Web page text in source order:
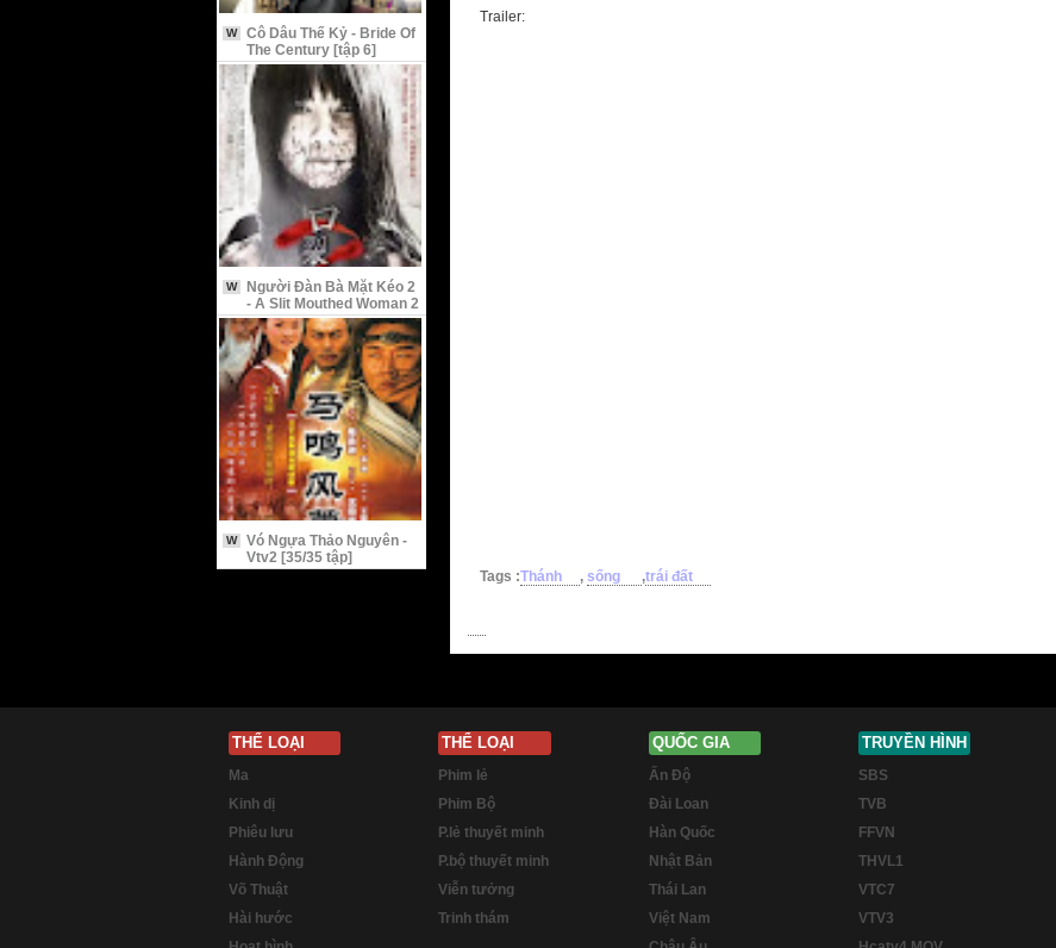
W
Cô Dâu Thế Kỷ - Bride Of
The Century [tập 6]
W
Người Đàn Bà Mặt Kéo 2
- A Slit Mouthed Woman 2
W
Vó Ngựa Thảo Nguyên -
Vtv2 [35/35 tập]
Trailer:
Tags :Thánh , sống ,trái đất
THỂ LOẠI
Ma
Kinh dị
Phiêu lưu
Hành Động
Võ Thuật
Hài hước
THỂ LOẠI
Phim lẻ
Phim Bộ
P.lẻ thuyết minh
P.bộ thuyết minh
Viễn tưởng
Trinh thám
QUỐC GIA
Ấn Độ
Đài Loan
Hàn Quốc
Nhật Bản
Thái Lan
Việt Nam
TRUYỀN HÌNH
SBS
TVB
FFVN
THVL1
VTC7
VTV3